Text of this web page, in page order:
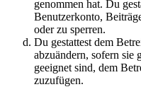
genommen hat. Du
Benutzerkonto,
oder zu sperren.
Du gestattest dem
abzuändern, sofern sie
geeignet sind, dem
zuzufügen.